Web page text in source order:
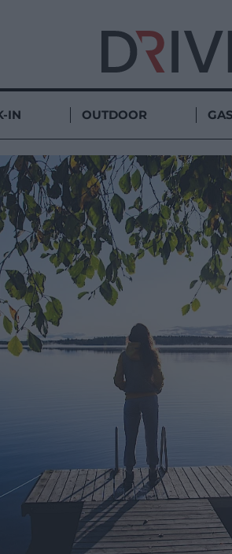
IN OUTDOOR